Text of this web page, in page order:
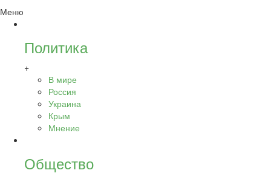
Меню
Политика
+
В мире
Россия
Украина
Крым
Мнение
Общество